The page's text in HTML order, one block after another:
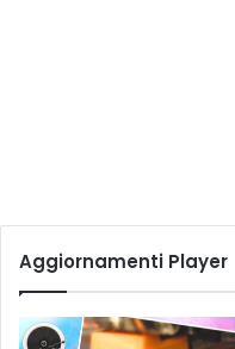
Aggiornamenti Player